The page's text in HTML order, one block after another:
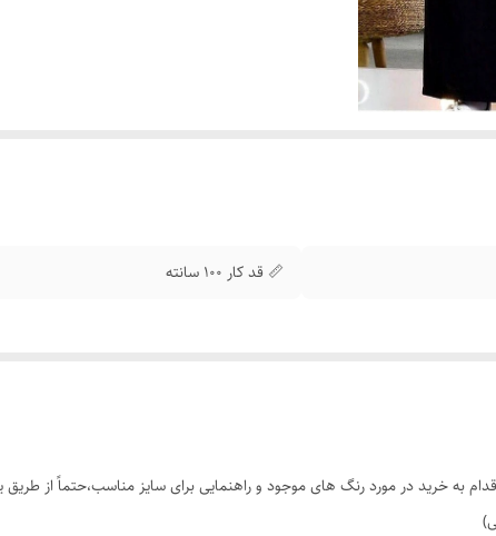
📏 قد کار 100 سانته
به خرید در مورد رنگ های موجود و راهنمایی برای سایز مناسب،حتماً از طریق